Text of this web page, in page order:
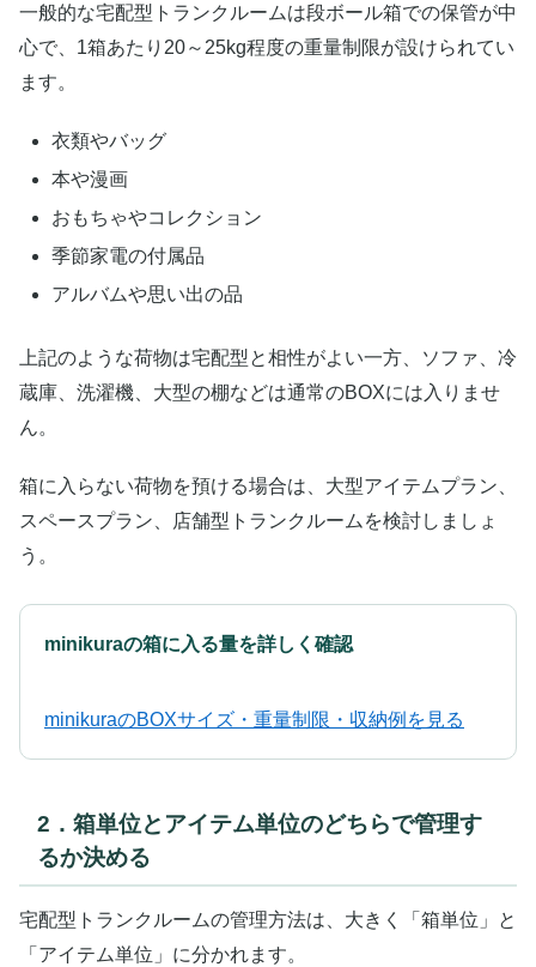
一般的な宅配型トランクルームは段ボール箱での保管が中
心で、1箱あたり20～25kg程度の重量制限が設けられてい
ます。
衣類やバッグ
本や漫画
おもちゃやコレクション
季節家電の付属品
アルバムや思い出の品
上記のような荷物は宅配型と相性がよい一方、ソファ、冷
蔵庫、洗濯機、大型の棚などは通常のBOXには入りませ
ん。
箱に入らない荷物を預ける場合は、大型アイテムプラン、
スペースプラン、店舗型トランクルームを検討しましょ
う。
minikuraの箱に入る量を詳しく確認
minikuraのBOXサイズ・重量制限・収納例を見る
2．箱単位とアイテム単位のどちらで管理す
るか決める
宅配型トランクルームの管理方法は、大きく「箱単位」と
「アイテム単位」に分かれます。